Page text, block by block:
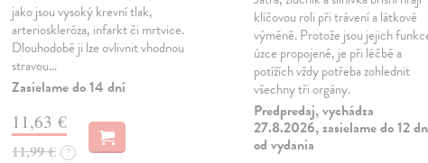
jako jsou vysoký krevní tlak,
arterioskleróza, infarkt či mrtvice.
Dlouhodobě ji lze ovlivnit vhodnou
stravou…
Zasielame do 14 dní
11,63 €
11,99 € ?
klíčovou roli při trávení a látkové
výměně. Protože jsou jejich
úzce propojené, je při léčbě a
potížích vždy potřeba zohlednit
všechny tři orgány.
Predpredaj, vychádza
27.8.2026, zasielame do 12
od vydania